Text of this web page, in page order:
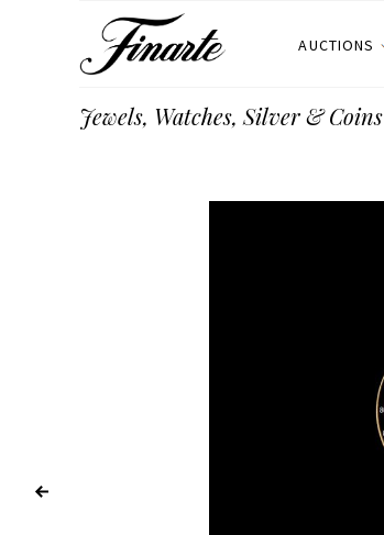
AUCTIONS
Jewels, Watches, Silver & Coins